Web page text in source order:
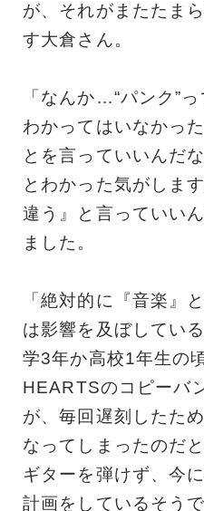
が、それがまたたま
す大倉さん。
「なんか…“パンク”
わかってはいなかっ
とを言っていいんだ
とわかった気がしま
違う』と言っていい
ました。
「絶対的に『音楽』
は影響を及ぼしてい
学3年か高校1年生の
HEARTSのコピーバ
が、毎回遅刻したた
なってしまったのだ
ギターを弾けず、今
計画をしているそう